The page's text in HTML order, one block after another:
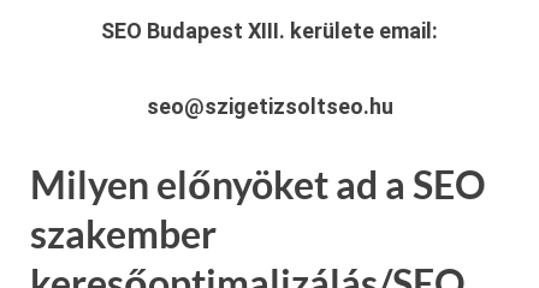
SEO Budapest XIII. kerülete email:
seo@szigetizsoltseo.hu
Milyen előnyöket ad a SEO
szakember